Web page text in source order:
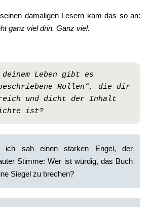
damaligen Lesern kam das so an:
ganz viel drin. Ganz viel.
deinem Leben gibt es
Rollen“, die dir
und dicht der Inhalt
ist?
ich sah einen starken Engel, der
Stimme: Wer ist würdig, das Buch
Siegel zu brechen?